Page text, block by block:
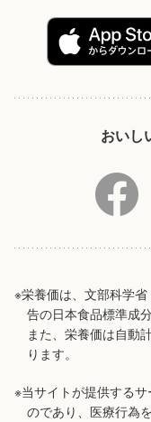
おいし
※栄養価は、文部科学
告の日本食品標準成
また、栄養価は自動
ります。
※当サイトが提供する
のであり、医療行為